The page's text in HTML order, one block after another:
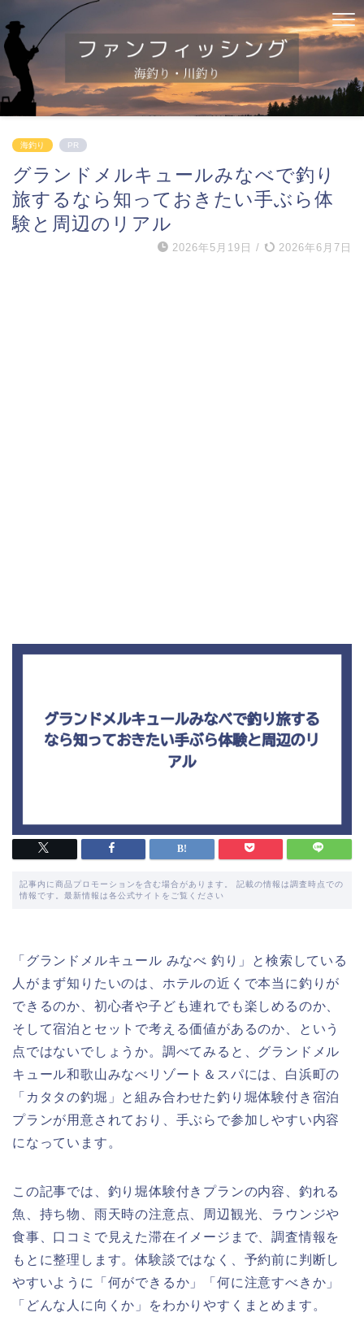
海釣り PR
グランドメルキュールみなべで釣り
旅するなら知っておきたい手ぶら体
験と周辺のリアル
2026年5月19日 / 2026年6月7日
記事内に商品プロモーションを含む場合があります。 記載の情報は調査時点での
情報です。最新情報は各公式サイトをご覧ください
「グランドメルキュール みなべ 釣り」と検索している
人がまず知りたいのは、ホテルの近くで本当に釣りが
できるのか、初心者や子ども連れでも楽しめるのか、
そして宿泊とセットで考える価値があるのか、という
点ではないでしょうか。調べてみると、グランドメル
キュール和歌山みなべリゾート＆スパには、白浜町の
「カタタの釣堀」と組み合わせた釣り堀体験付き宿泊
プランが用意されており、手ぶらで参加しやすい内容
になっています。
この記事では、釣り堀体験付きプランの内容、釣れる
魚、持ち物、雨天時の注意点、周辺観光、ラウンジや
食事、口コミで見えた滞在イメージまで、調査情報を
もとに整理します。体験談ではなく、予約前に判断し
やすいように「何ができるか」「何に注意すべきか」
「どんな人に向くか」をわかりやすくまとめます。